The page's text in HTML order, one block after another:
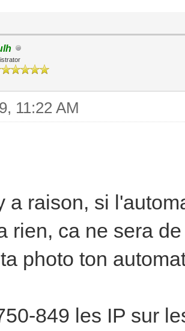
11:22 AM
a raison, si
rien, ca ne sera
photo ton
849 les IP sur